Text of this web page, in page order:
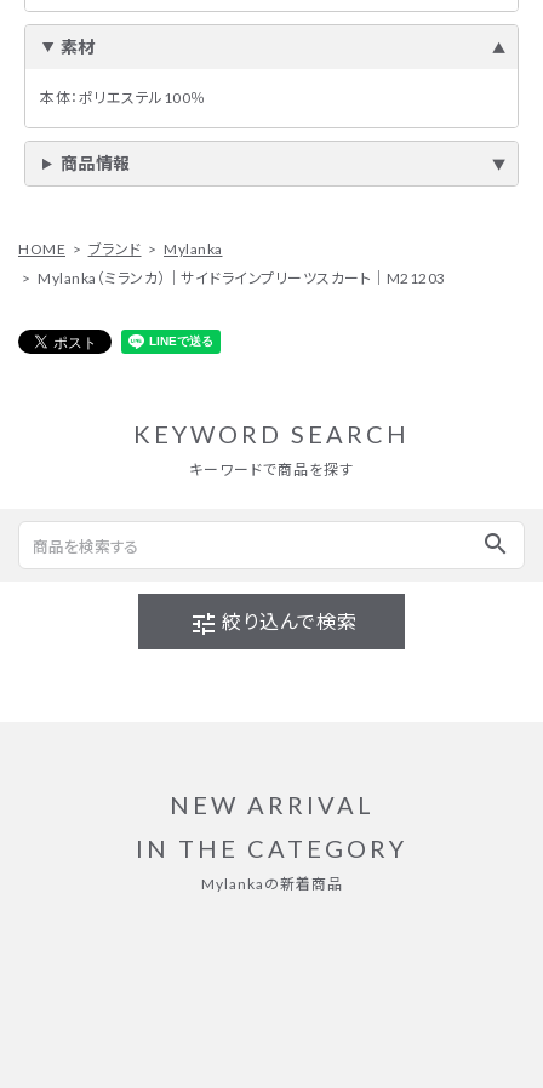
素材
本体：ポリエステル100％
商品情報
HOME ブランド
Mylanka
Mylanka（ミランカ）｜サイドラインプリーツスカート｜M21203
KEYWORD SEARCH
キーワードで商品を探す
search
tune 絞り込んで検索
NEW ARRIVAL
IN THE CATEGORY
Mylankaの新着商品